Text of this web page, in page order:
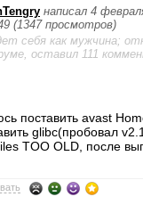
написал 4
(1347 просмотров)
себя как мужчина;
оставил 111
поставить avast
glibc(пробовал
TOO OLD, после